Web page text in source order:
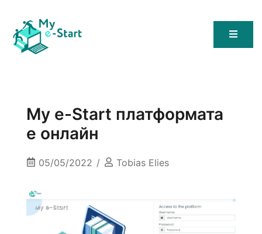
Мy e-Start платформата
е онлайн
05/05/2022 Tobias Elies